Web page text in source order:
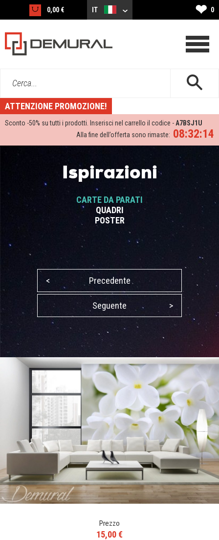
0,00 € IT ❤ 0
Cerca...
ATTENZIONE PROMOZIONE!
Sconto -50% su tutti i prodotti. Inserisci nel carrello il codice -A7BSJ1U
08:32:14
Alla fine dell’offerta sono rimaste:
Ispirazioni
CARTE DA PARATI
QUADRI
POSTER
< Precedente
Seguente >
Prezzo
15,00 €